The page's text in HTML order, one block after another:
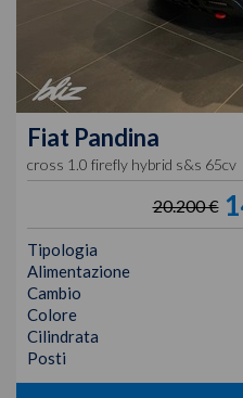
Fiat Pandina
cross 1.0 firefly hybrid s&s 65cv
20.200 €
Tipologia
Alimentazione
Cambio
Colore
Cilindrata
Posti